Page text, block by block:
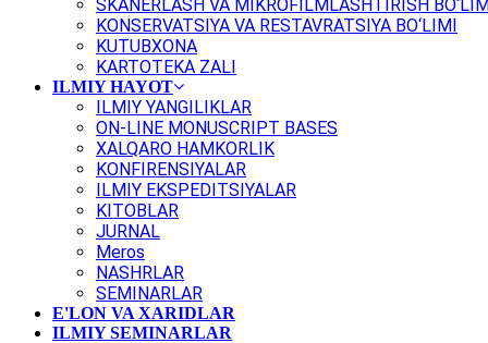
SKANERLASH VA MIKROFILMLASHTIRISH
KONSERVATSIYA VA RESTAVRATSIYA BO‘LIMI
KUTUBXONA
KARTOTEKA ZALI
ILMIY HAYOT
ILMIY YANGILIKLAR
ON-LINE MONUSCRIPT BASES
XALQARO HAMKORLIK
KONFIRENSIYALAR
ILMIY EKSPEDITSIYALAR
KITOBLAR
JURNAL
Meros
NASHRLAR
SEMINARLAR
E'LON VA XARIDLAR
ILMIY SEMINARLAR